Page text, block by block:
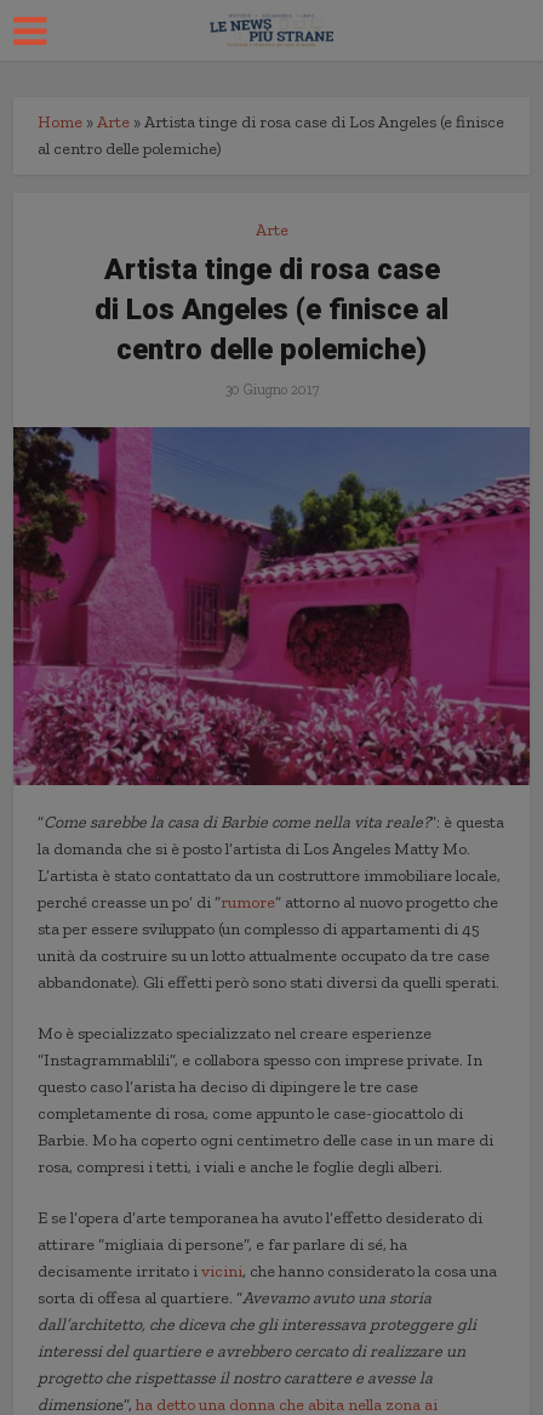
Home »Arte »Artista tinge di rosa case di Los Angeles (e finisce
al centro delle polemiche)
Arte
Artista tinge di rosa case
di Los Angeles (e finisce al
centro delle polemiche)
30 Giugno 2017
“Come sarebbe la casa di Barbie come nella vita reale?”: è questa
la domanda che si è posto l’artista di Los Angeles Matty Mo.
L’artista è stato contattato da un costruttore immobiliare locale,
perché creasse un po’ di “rumore” attorno al nuovo progetto che
sta per essere sviluppato (un complesso di appartamenti di 45
unità da costruire su un lotto attualmente occupato da tre case
abbandonate). Gli effetti però sono stati diversi da quelli sperati.
Mo è specializzato specializzato nel creare esperienze
“Instagrammablili”, e collabora spesso con imprese private. In
questo caso l’arista ha deciso di dipingere le tre case
completamente di rosa, come appunto le case-giocattolo di
Barbie. Mo ha coperto ogni centimetro delle case in un mare di
rosa, compresi i tetti, i viali e anche le foglie degli alberi.
E se l’opera d’arte temporanea ha avuto l’effetto desiderato di
attirare “migliaia di persone”, e far parlare di sé, ha
decisamente irritato ivicini, che hanno considerato la cosa una
sorta di offesa al quartiere. “Avevamo avuto una storia
dall’architetto, che diceva che gli interessava proteggere gli
interessi del quartiere e avrebbero cercato di realizzare un
progetto che rispettasse il nostro carattere e avesse la
dimensione”,ha detto una donna che abita nella zona ai